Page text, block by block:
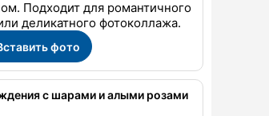
Подходит для романтичного
деликатного фотоколлажа.
фото
с шарами и алыми розами